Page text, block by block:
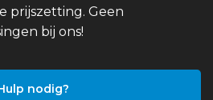
prijszetting. Geen
bij ons!
nodig?